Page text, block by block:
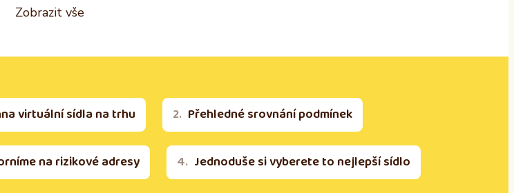
Zobrazit vše
virtuální sídla na trhu Přehledné srovnání podmínek
na rizikové adresy Jednoduše si vyberete to nejlepší sídlo